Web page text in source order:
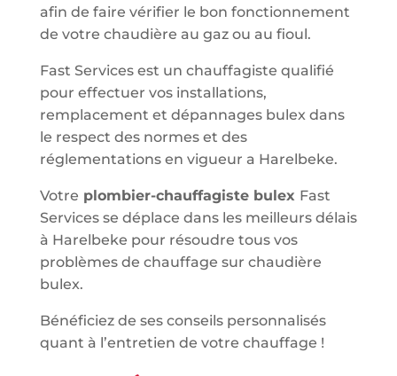
afin de faire vérifier le bon fonctionnement
de votre chaudière au gaz ou au fioul.
Fast Services est un chauffagiste qualifié
pour effectuer vos installations,
remplacement et dépannages bulex dans
le respect des normes et des
réglementations en vigueur a Harelbeke.
Votre plombier-chauffagiste bulex Fast
Services se déplace dans les meilleurs délais
à Harelbeke pour résoudre tous vos
problèmes de chauffage sur chaudière
bulex.
Bénéficiez de ses conseils personnalisés
quant à l’entretien de votre chauffage !